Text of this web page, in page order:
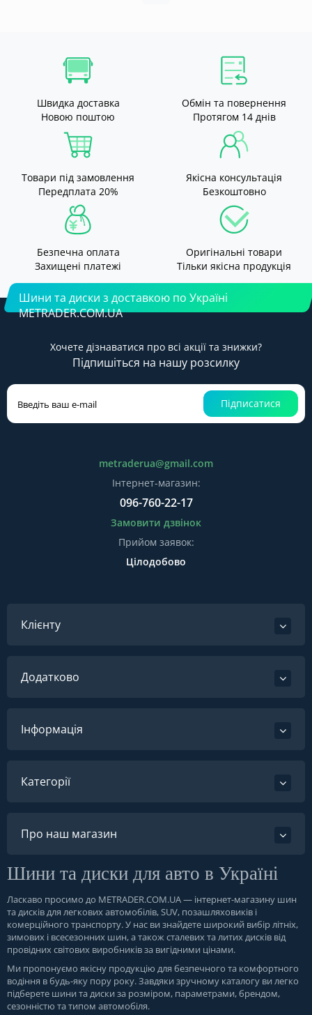
Швидка доставка
Новою поштою
Обмін та повернення
Протягом 14 днів
Товари під замовлення
Передплата 20%
Якісна консультація
Безкоштовно
Безпечна оплата
Захищені платежі
Оригінальні товари
Тільки якісна продукція
Шини та диски з доставкою по Україні
METRADER.COM.UA
Хочете дізнаватися про всі акції та знижки?
Підпишіться на нашу розсилку
Підписатися
metraderua@gmail.com
Інтернет-магазин:
096-760-22-17
Замовити дзвінок
Прийом заявок:
Цілодобово
Клієнту
Додатково
Інформація
Категорії
Про наш магазин
Шини та диски для авто в Україні
Ласкаво просимо до METRADER.COM.UA— інтернет-магазину шин
та дисків для легкових автомобілів, SUV, позашляховиків і
комерційного транспорту. У нас ви знайдете широкий вибір літніх,
зимових і всесезонних шин, а також сталевих та литих дисків від
провідних світових виробників за вигідними цінами.
Ми пропонуємо якісну продукцію для безпечного та комфортного
водіння в будь-яку пору року. Завдяки зручному каталогу ви легко
підберете шини та диски за розміром, параметрами, брендом,
сезонністю та типом автомобіля.